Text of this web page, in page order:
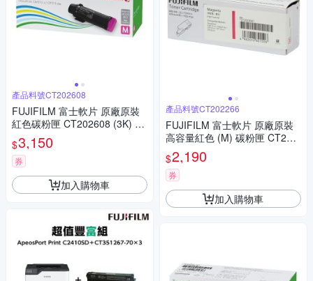
產品料號CT202608
FUJIFILM 富士軟片 原廠原裝
紅色碳粉匣 CT202608 (3K) 適
用 DP CM315, DPCM315Z, D
PCP315, DPCP315D/DP CP31
5dw/CM315z
$3,150
券
加入購物車
產品料號CT202266
FUJIFILM 富士軟片 原廠原裝
高容量紅色 (M) 碳粉匣 CT202
266 (1.4K) 適用 DP CM115 w,
DP CM225 fw, DP CP115 w, D
P CP116 w,
$2,190
券
加入購物車